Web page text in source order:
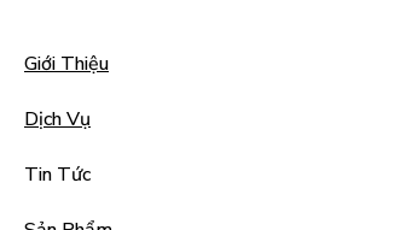
Giới Thiệu
Dịch Vụ
Tin Tức